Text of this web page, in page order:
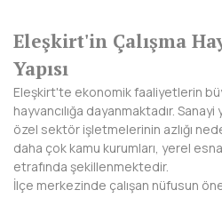
BURDUR
BURSA
ÇANAKKALE
ÇANKIRI
Eleşkirt'in Çalışma
Yapısı
Eleşkirt'te ekonomik faaliyetlerin
hayvancılığa dayanmaktadır. Sanayi
özel sektör işletmelerinin azlığı
daha çok kamu kurumları, yerel
etrafında şekillenmektedir.
İlçe merkezinde çalışan nüfusun